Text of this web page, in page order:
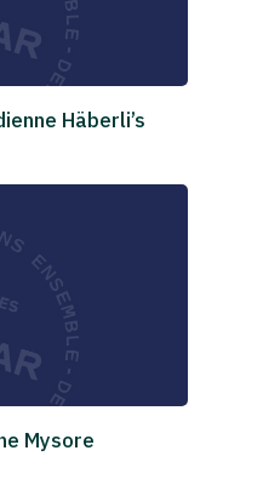
Häberli’s
Mysore